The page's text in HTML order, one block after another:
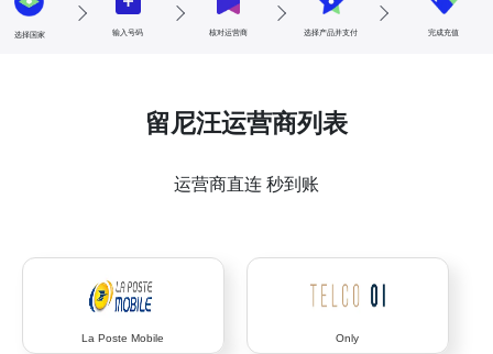
选择国家 输入号码 核对运营商 选择产品并支付 完成充值
留尼汪运营商列表
运营商直连 秒到账
La Poste Mobile Only